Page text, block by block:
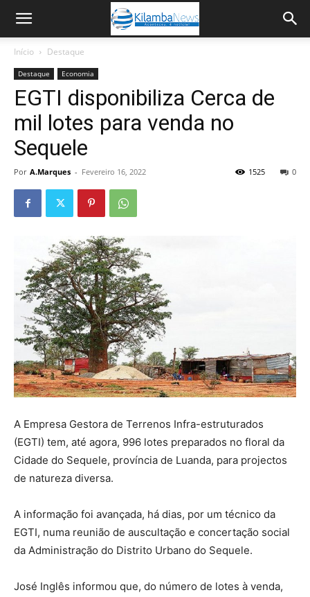
Início Destaque
Destaque Economia
EGTI disponibiliza Cerca de
mil lotes para venda no
Sequele
Por A.Marques - Fevereiro 16, 2022 0
1525
A Empresa Gestora de Terrenos Infra-estruturados
(EGTI) tem, até agora, 996 lotes preparados no floral da
Cidade do Sequele, província de Luanda, para projectos
de natureza diversa.
A informação foi avançada, há dias, por um técnico da
EGTI, numa reunião de auscultação e concertação social
da Administração do Distrito Urbano do Sequele.
José Inglês informou que, do número de lotes à venda,